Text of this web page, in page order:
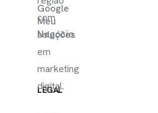
Google
Meu
Negócio
LEGAL
com
soluções
em
marketing
digital.